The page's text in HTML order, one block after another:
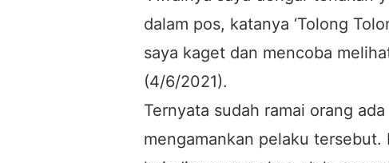
dalam pos, katanya ‘Tolong
saya kaget dan mencoba
(4/6/2021).
Ternyata sudah ramai orang
mengamankan pelaku tersebut.